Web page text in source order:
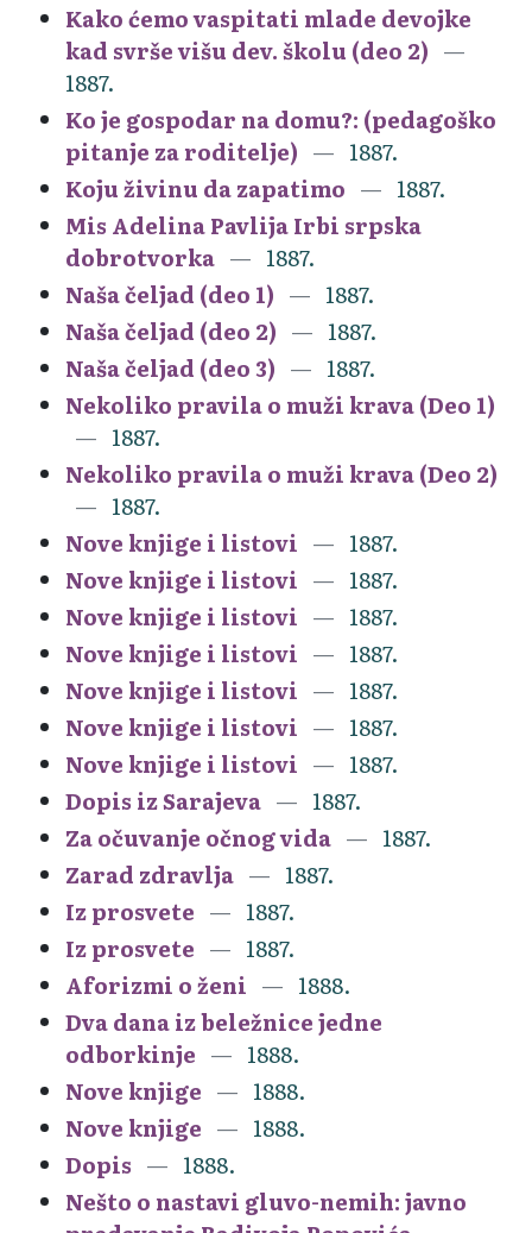
Kako ćemo vaspitati mlade devojke
kad svrše višu dev. školu (deo 2)
1887.
Ko je gospodar na domu?: (pedagoško
pitanje za roditelje)
1887.
Koju živinu da zapatimo
1887.
Mis Adelina Pavlija Irbi srpska
dobrotvorka
1887.
Naša čeljad (deo 1)
1887.
Naša čeljad (deo 2)
1887.
Naša čeljad (deo 3)
1887.
Nekoliko pravila o muži krava (Deo 1)
1887.
Nekoliko pravila o muži krava (Deo 2)
1887.
Nove knjige i listovi
1887.
Nove knjige i listovi
1887.
Nove knjige i listovi
1887.
Nove knjige i listovi
1887.
Nove knjige i listovi
1887.
Nove knjige i listovi
1887.
Nove knjige i listovi
1887.
Dopis iz Sarajeva
1887.
Za očuvanje očnog vida
1887.
Zarad zdravlja
1887.
Iz prosvete
1887.
Iz prosvete
1887.
Aforizmi o ženi
1888.
Dva dana iz beležnice jedne
odborkinje
1888.
Nove knjige
1888.
Nove knjige
1888.
Dopis
1888.
Nešto o nastavi gluvo-nemih: javno